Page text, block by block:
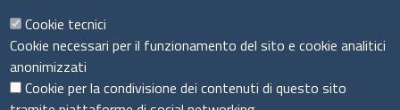
Seguici su
Cookie tecnici
Cookie necessari per il funzionamento del sito e cookie analitici
anonimizzati
Cookie per la condivisione dei contenuti di questo sito